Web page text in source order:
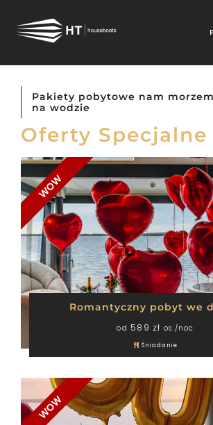
Pakiety pobytowe nam
na wodzie
Oferty Specjalne
WOW
Romantyczny pobyt we
od 589 zł os./noc
Śniadanie
WOW